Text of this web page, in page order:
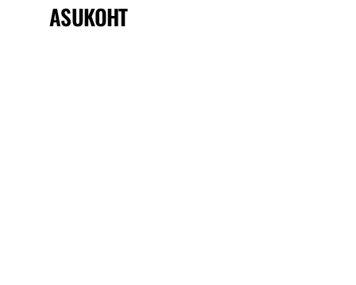
ASUKOHT